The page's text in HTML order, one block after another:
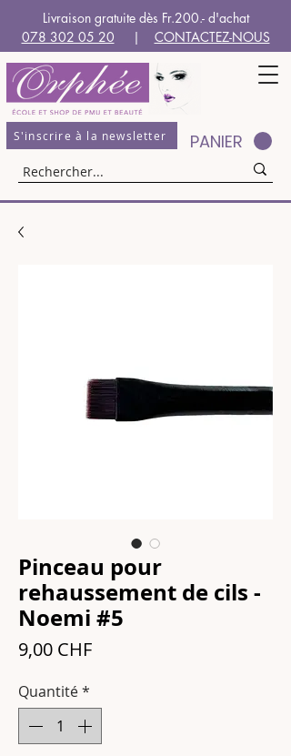
Livraison gratuite dès Fr.200.- d'achat
078 302 05 20 | CONTACTEZ-NOUS
S'inscrire à la newsletter PANIER
Pinceau pour
rehaussement de cils -
Noemi #5
9,00 CHFPrix
Quantité*